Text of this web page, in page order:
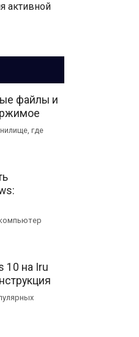
активной
файлы и
где
10 на Iru